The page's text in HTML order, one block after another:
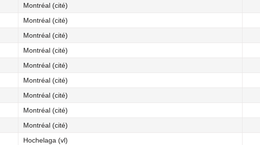
Montréal (cité)
Montréal (cité)
Montréal (cité)
Montréal (cité)
Montréal (cité)
Montréal (cité)
Montréal (cité)
Montréal (cité)
Montréal (cité)
Hochelaga (vl)